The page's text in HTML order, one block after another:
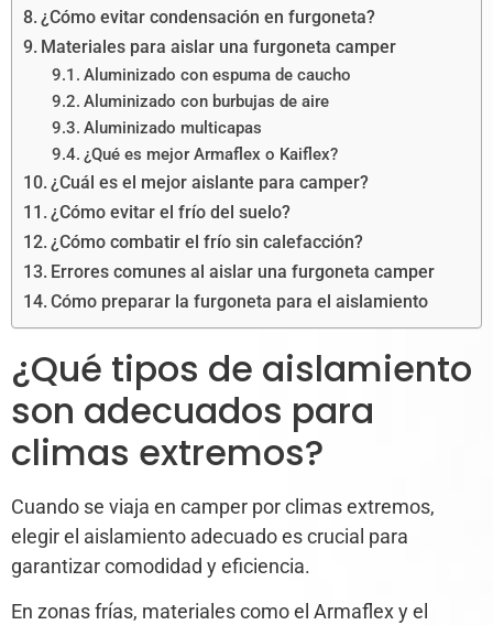
¿Cómo evitar condensación en furgoneta?
Materiales para aislar una furgoneta camper
Aluminizado con espuma de caucho
Aluminizado con burbujas de aire
Aluminizado multicapas
¿Qué es mejor Armaflex o Kaiflex?
¿Cuál es el mejor aislante para camper?
¿Cómo evitar el frío del suelo?
¿Cómo combatir el frío sin calefacción?
Errores comunes al aislar una furgoneta camper
Cómo preparar la furgoneta para el aislamiento
¿Qué tipos de aislamiento
son adecuados para
climas extremos?
Cuando se viaja en camper por climas extremos,
elegir el aislamiento adecuado es crucial para
garantizar comodidad y eficiencia.
En zonas frías, materiales como el Armaflex y el